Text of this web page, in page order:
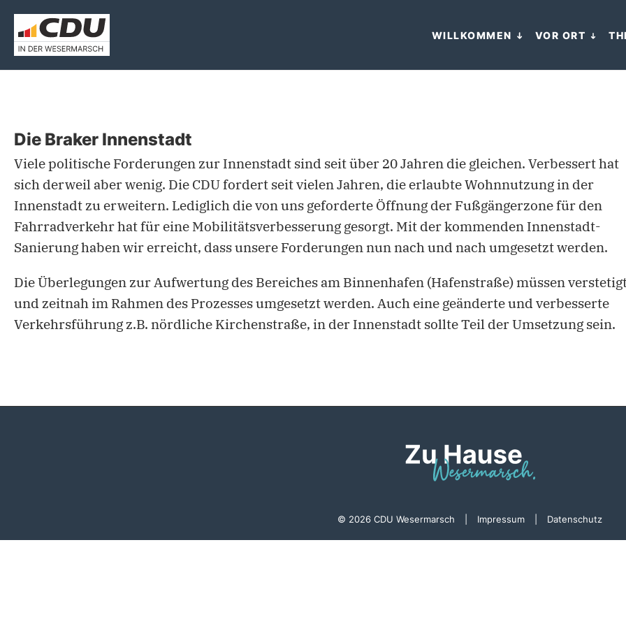
WILLKOMMEN VOR ORT
Die Braker Innenstadt
Viele politische Forderungen zur Innenstadt sind seit über 20 Jahren die gleichen. Verbessert hat
sich derweil aber wenig. Die CDU fordert seit vielen Jahren, die erlaubte Wohnnutzung in der
Innenstadt zu erweitern. Lediglich die von uns geforderte Öffnung der Fußgängerzone für den
Fahrradverkehr hat für eine Mobilitätsverbesserung gesorgt. Mit der kommenden Innenstadt-
Sanierung haben wir erreicht, dass unsere Forderungen nun nach und nach umgesetzt werden.
Die Überlegungen zur Aufwertung des Bereiches am Binnenhafen (Hafenstraße) müssen
und zeitnah im Rahmen des Prozesses umgesetzt werden. Auch eine geänderte und verbesserte
Verkehrsführung z.B. nördliche Kirchenstraße, in der Innenstadt sollte Teil der Umsetzung sein.
© 2026 CDU Wesermarsch Impressum Datenschutz